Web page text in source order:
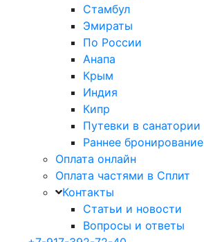
Стамбул
Эмираты
По России
Анапа
Крым
Индия
Кипр
Путевки в санатории
Раннее бронирование
Оплата онлайн
Оплата частями в Сплит
Контакты
Статьи и новости
Вопросы и ответы